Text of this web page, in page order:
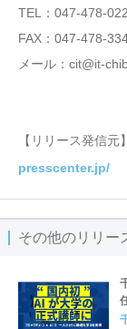
TEL：047-478-
FAX：047-478-
メール：cit@it-
【リリース発信
presscenter.jp/
その他のリリー